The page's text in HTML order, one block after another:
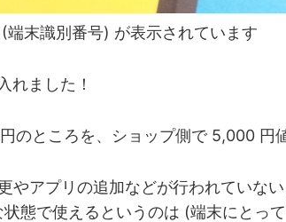
末識別番号) が表示されています
れました！
のところを、ショップ側で 5,000 円
やアプリの追加などが行われてい
態で使えるというのは (端末にとっ